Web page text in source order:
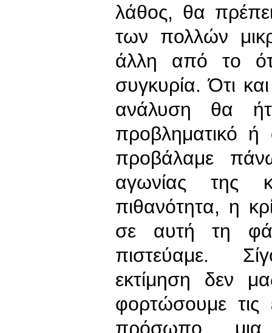
λάθος, θα
των πολλών
άλλη από το
συγκυρία. Ότι
ανάλυση θα
προβληματικό ή
προβάλαμε
αγωνίας της
πιθανότητα, η
σε αυτή τη
πιστεύαμε.
εκτίμηση δεν
φορτώσουμε τις
πρόσωπο, μια